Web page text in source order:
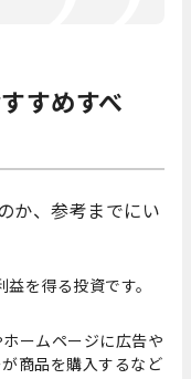
すめすべ
か、参考までにい
を得る投資です。
ホームページに広告や
商品を購入するなど